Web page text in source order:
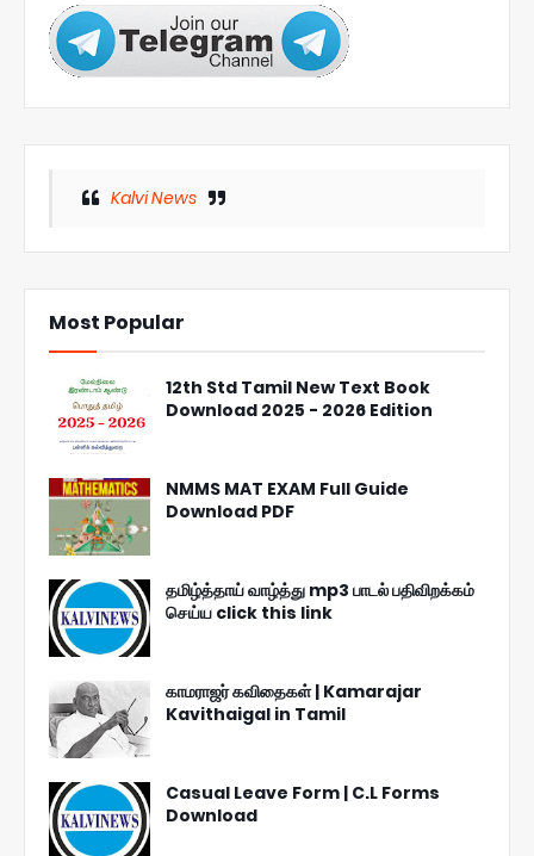
Kalvi News
Most Popular
12th Std Tamil New Text Book
Download 2025 - 2026 Edition
NMMS MAT EXAM Full Guide
Download PDF
தமிழ்த்தாய் வாழ்த்து mp3 பாடல் பதிவிறக்கம்
செய்ய click this link
காமராஜர் கவிதைகள் | Kamarajar
Kavithaigal in Tamil
Casual Leave Form | C.L Forms
Download